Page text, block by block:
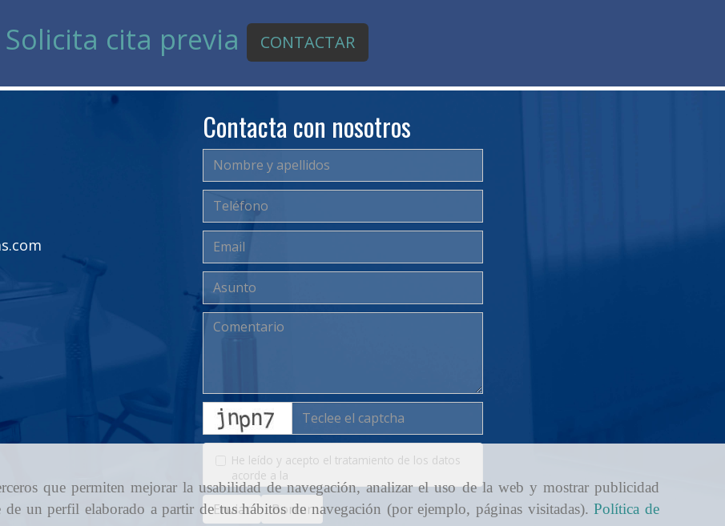
que permiten mejorar la usabilidad de navegación, analizar el uso de la web y mostrar publicidad
de un perfil elaborado a partir de tus hábitos de navegación (por ejemplo, páginas visitadas).Política de
Solicita cita previa CONTACTAR
Contacta con nosotros
He leído y acepto el tratamiento de los datos
acorde a la
Enviar Borrar